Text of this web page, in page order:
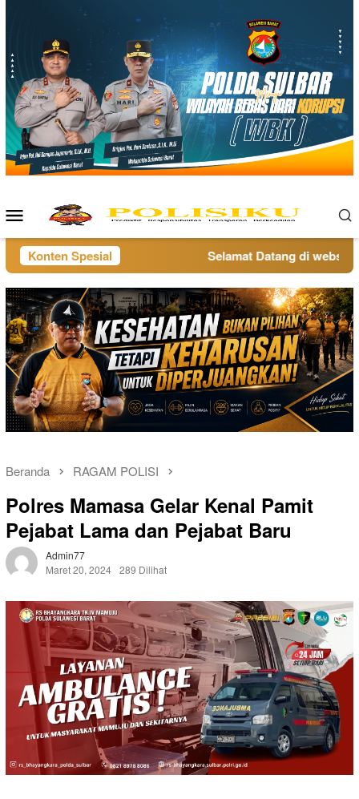
Menu
Mobile
Konten Spesial Selamat Datang di website
Beranda RAGAM POLISI
Polres Mamasa Gelar Kenal Pamit
Pejabat Lama dan Pejabat Baru
Admin77
Maret 20, 2024 289 Dilihat